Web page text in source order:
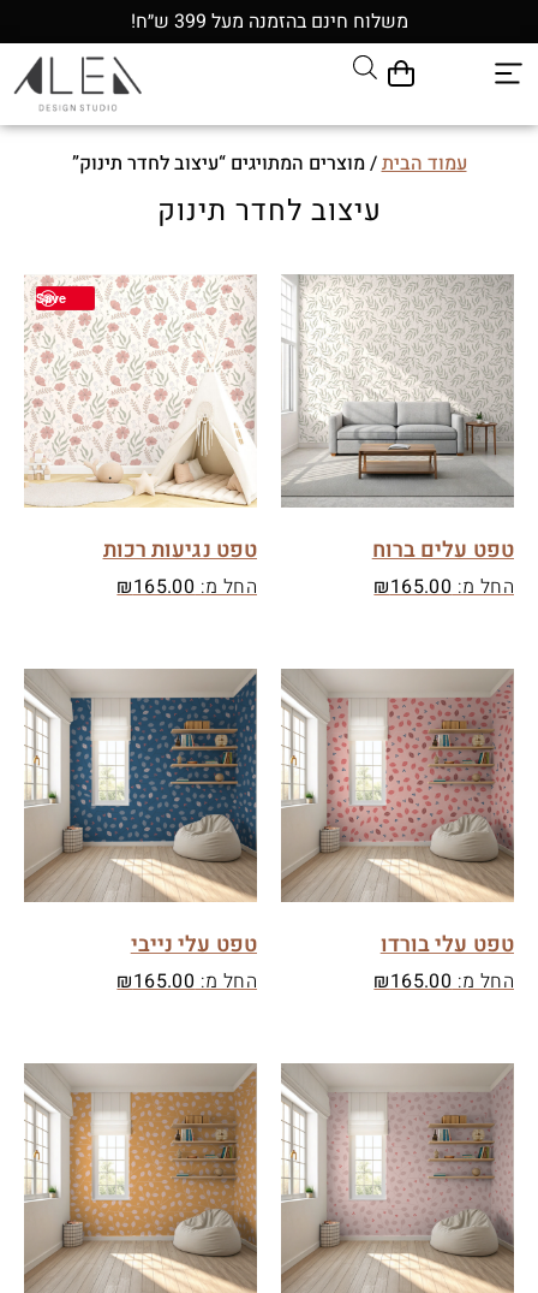
משלוח חינם בהזמנה מעל 399 ש״ח!
עמוד הבית/ מוצרים המתויגים “עיצוב לחדר תינוק”
עיצוב לחדר תינוק
טפט עלים ברוח
החל מ: ₪165.00
טפט נגיעות רכות
החל מ: ₪165.00
טפט עלי בורדו
החל מ: ₪165.00
טפט עלי נייבי
החל מ: ₪165.00
Save